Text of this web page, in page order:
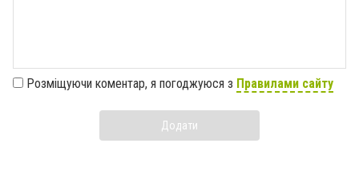
Розміщуючи коментар, я погоджуюся з Правилами сайту
Додати